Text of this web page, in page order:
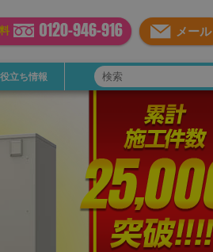
メール
立ち情報